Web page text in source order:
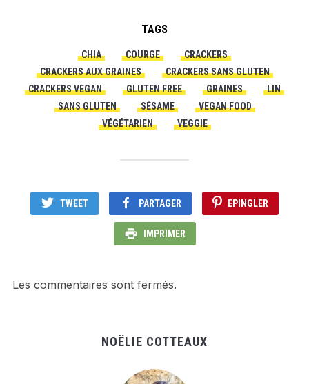
TAGS
CHIA COURGE
CRACKERS
CRACKERS AUX GRAINES
CRACKERS SANS GLUTEN
CRACKERS VEGAN
GLUTEN FREE GRAINES
LIN
SANS GLUTEN
SÉSAME
VEGAN FOOD
VÉGÉTARIEN
VEGGIE
TWEET PARTAGER EPINGLER
IMPRIMER
Les commentaires sont fermés.
NOËLIE COTTEAUX